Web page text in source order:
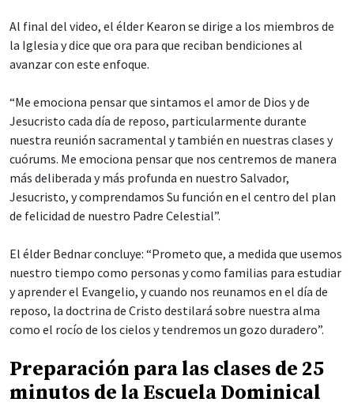
Al final del video, el élder Kearon se dirige a los miembros de
la Iglesia y dice que ora para que reciban bendiciones al
avanzar con este enfoque.
“Me emociona pensar que sintamos el amor de Dios y de
Jesucristo cada día de reposo, particularmente durante
nuestra reunión sacramental y también en nuestras clases y
cuórums. Me emociona pensar que nos centremos de manera
más deliberada y más profunda en nuestro Salvador,
Jesucristo, y comprendamos Su función en el centro del plan
de felicidad de nuestro Padre Celestial”.
El élder Bednar concluye: “Prometo que, a medida que usemos
nuestro tiempo como personas y como familias para estudiar
y aprender el Evangelio, y cuando nos reunamos en el día de
reposo, la doctrina de Cristo destilará sobre nuestra alma
como el rocío de los cielos y tendremos un gozo duradero”.
Preparación para las clases de 25
minutos de la Escuela Dominical